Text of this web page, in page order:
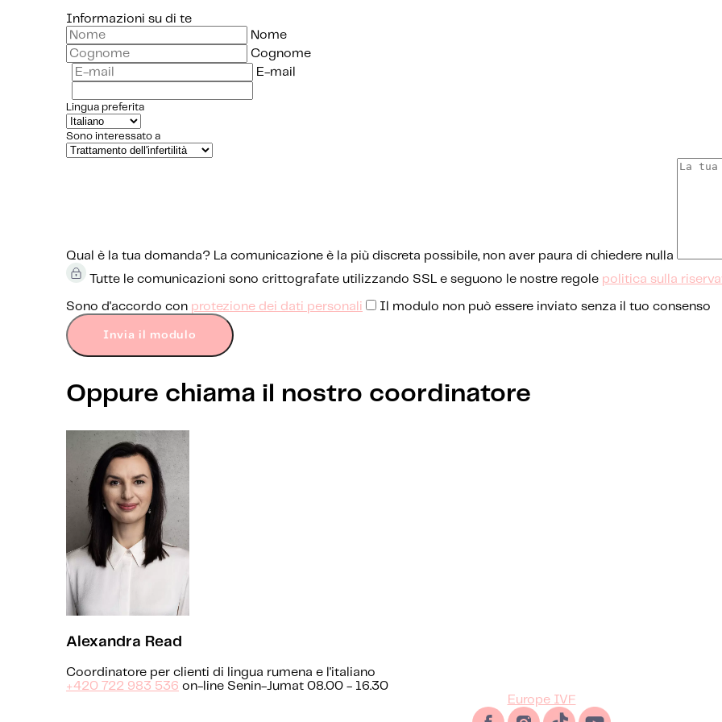
Informazioni su di te
Nome
Cognome
E-mail
Lingua preferita
Sono interessato a
Qual è la tua domanda?
La comunicazione è la più discreta possibile, non aver paura di chiedere nulla
Tutte le comunicazioni sono crittografate utilizzando SSL e seguono le nostre regole politica sulla
Sono d'accordo con protezione dei dati personali Il modulo non può essere inviato senza il tuo consenso
Invia il modulo
Oppure chiama il nostro coordinatore
Alexandra Read
Coordinatore per clienti di lingua rumena e l'italiano
+420 722 983 536 on-line Senin-Jumat 08.00 - 16.30
Europe IVF